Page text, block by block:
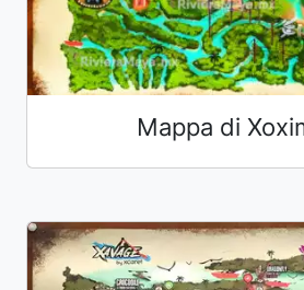
Mappa di